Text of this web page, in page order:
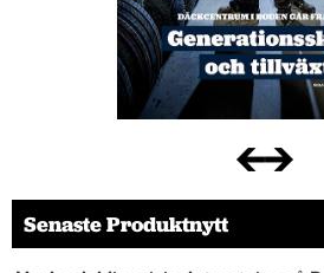
Senaste Produktnytt